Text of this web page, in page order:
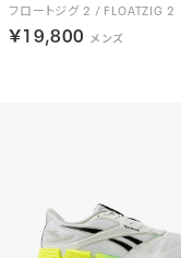
￥19,800